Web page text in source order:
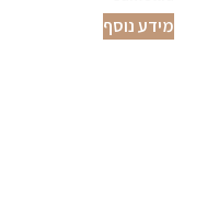
מידע נוסף